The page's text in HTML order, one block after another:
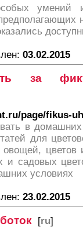
умений
03.02.2015
за
page/fikus-
в
для
цветов
и садовых
условиях
23.02.2015
[ru]